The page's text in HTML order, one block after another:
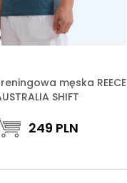
męska REECE
SHIFT
249 PLN